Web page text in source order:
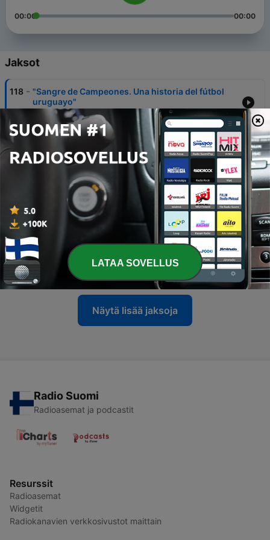
00:00 00:00
Jaksot
118 - "Sangre de Campeones. Una historia del fútbol
uruguayo"
27 lokak. 2022
117 - Dr. Walter Dresel: "La salud cardiovascular"
26 lokak. 2022
Medicina Ayurvédica
115 - Dani Zetta: Puré de papa
26 lokak. 2022
114 - Daniel Bonelli: Inmayores
25 lokak. 2022
Näytä lisää jaksoja
Radio Suomi
Radioasemat ja podcastit
Resurssit
Radioasemat
Widgetit
Radiokanavien verkkosivustot maittain
LATAA SOVELLUS